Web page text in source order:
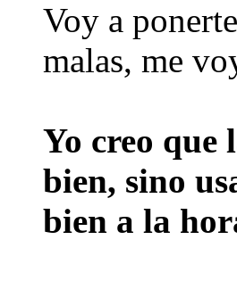
Voy a
malas, me
Yo creo que
bien, sino
bien a la